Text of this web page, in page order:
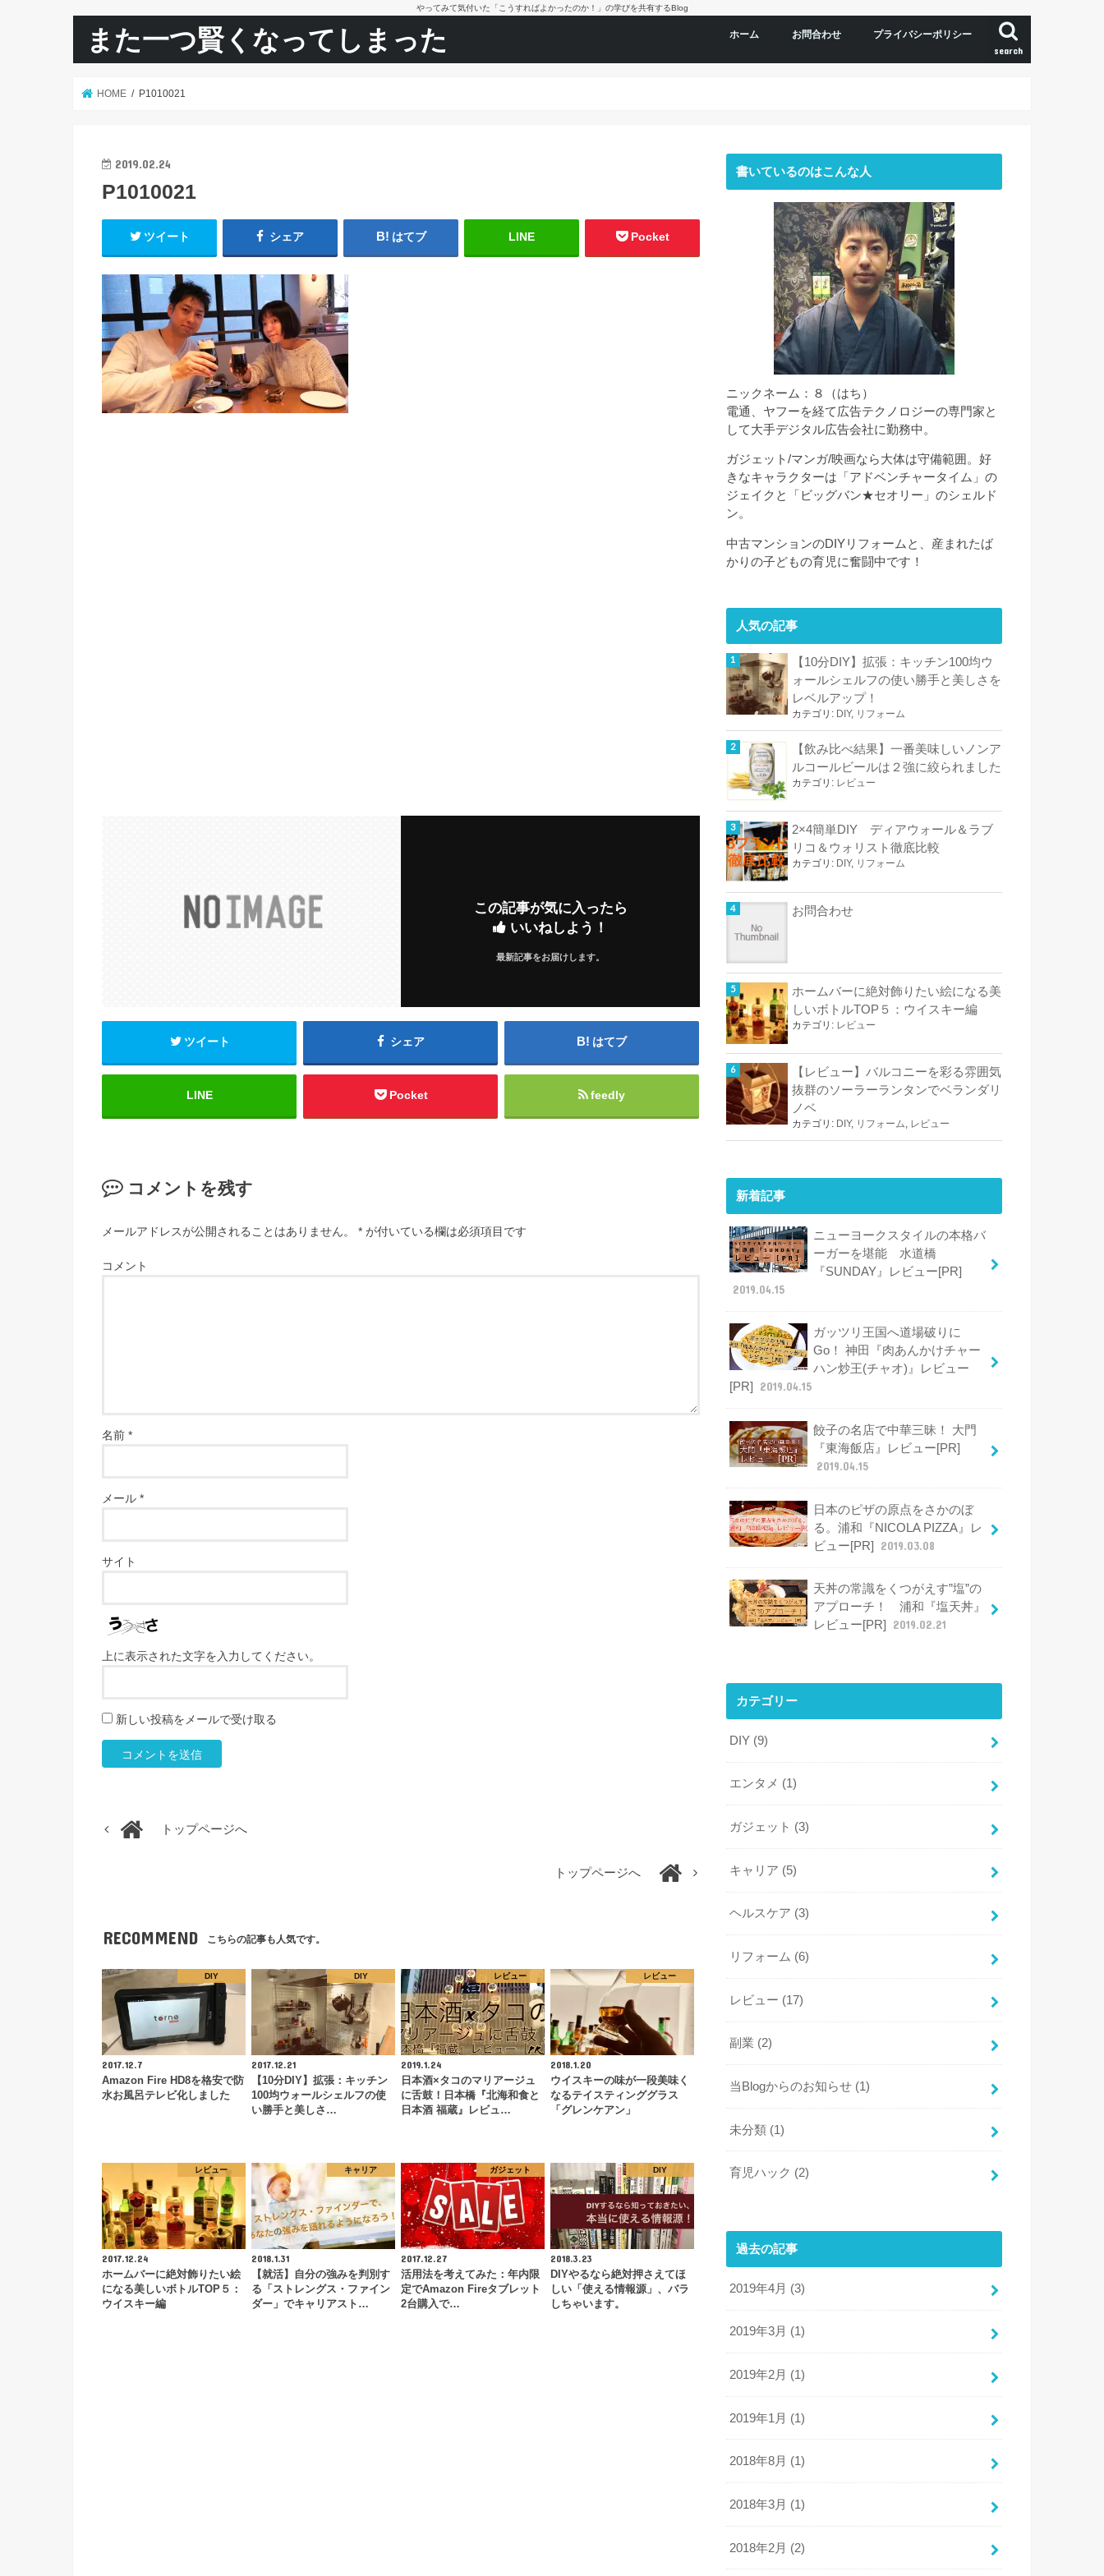
やってみて気付いた「こうすればよかったのか！」の学びを共有するBlog
また一つ賢くなってしまった search
ホーム お問合わせ プライバシーポリシー
HOME P1010021
2019.02.24
P1010021
ツイート シェア はてブ LINE Pocket
この記事が気に入ったら
いいねしよう！
最新記事をお届けします。
ツイート シェア はてブ
LINE Pocket feedly
コメントを残す
メールアドレスが公開されることはありません。 * が付いている欄は必須項目です
コメント
名前 *
メール *
サイト
上に表示された文字を入力してください。
新しい投稿をメールで受け取る
トップページへ
トップページへ
RECOMMEND こちらの記事も人気です。
DIY
2017.12.7
Amazon Fire HD8を格安で防
水お風呂テレビ化しました
DIY
2017.12.21
【10分DIY】拡張：キッチン
100均ウォールシェルフの使
い勝手と美しさ…
レビュー
2019.1.24
日本酒×タコのマリアージュ
に舌鼓！日本橋『北海和食と
日本酒 福蔵』レビュ…
レビュー
2018.1.20
ウイスキーの味が一段美味く
なるテイスティンググラス
「グレンケアン」
レビュー
2017.12.24
ホームバーに絶対飾りたい絵
になる美しいボトルTOP５：
ウイスキー編
キャリア
2018.1.31
【就活】自分の強みを判別す
る「ストレングス・ファイン
ダー」でキャリアスト…
ガジェット
2017.12.27
活用法を考えてみた：年内限
定でAmazon Fireタブレット
2台購入で…
DIY
2018.3.23
DIYやるなら絶対押さえてほ
しい「使える情報源」、バラ
しちゃいます。
書いているのはこんな人
ニックネーム：８（はち）
電通、ヤフーを経て広告テクノロジーの専門家と
して大手デジタル広告会社に勤務中。
ガジェット/マンガ/映画なら大体は守備範囲。好
きなキャラクターは「アドベンチャータイム」の
ジェイクと「ビッグバン★セオリー」のシェルド
ン。
中古マンションのDIYリフォームと、産まれたば
かりの子どもの育児に奮闘中です！
人気の記事
【10分DIY】拡張：キッチン100均ウ
ォールシェルフの使い勝手と美しさを
レベルアップ！
カテゴリ: DIY, リフォーム
【飲み比べ結果】一番美味しいノンア
ルコールビールは２強に絞られました
カテゴリ: レビュー
2×4簡単DIY ディアウォール＆ラブ
リコ＆ウォリスト徹底比較
カテゴリ: DIY, リフォーム
お問合わせ
ホームバーに絶対飾りたい絵になる美
しいボトルTOP５：ウイスキー編
カテゴリ: レビュー
【レビュー】バルコニーを彩る雰囲気
抜群のソーラーランタンでベランダリ
ノベ
カテゴリ: DIY, リフォーム, レビュー
新着記事
ニューヨークスタイルの本格バ
ーガーを堪能 水道橋
『SUNDAY』レビュー[PR]
2019.04.15
ガッツリ王国へ道場破りに
Go！ 神田『肉あんかけチャー
ハン炒王(チャオ)』レビュー
[PR]
2019.04.15
餃子の名店で中華三昧！ 大門
『東海飯店』レビュー[PR]
2019.04.15
日本のピザの原点をさかのぼ
る。浦和『NICOLA PIZZA』レ
ビュー[PR]
2019.03.08
天丼の常識をくつがえす”塩”の
アプローチ！ 浦和『塩天丼』
レビュー[PR]
2019.02.21
カテゴリー
DIY (9)
エンタメ (1)
ガジェット (3)
キャリア (5)
ヘルスケア (3)
リフォーム (6)
レビュー (17)
副業 (2)
当Blogからのお知らせ (1)
未分類 (1)
育児ハック (2)
過去の記事
2019年4月 (3)
2019年3月 (1)
2019年2月 (1)
2019年1月 (1)
2018年8月 (1)
2018年3月 (1)
2018年2月 (2)